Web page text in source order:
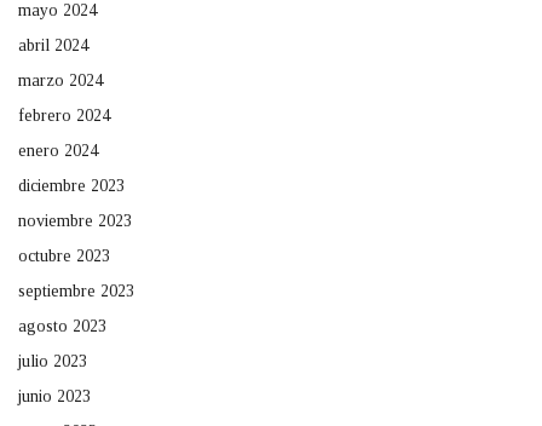
mayo 2024
abril 2024
marzo 2024
febrero 2024
enero 2024
diciembre 2023
noviembre 2023
octubre 2023
septiembre 2023
agosto 2023
julio 2023
junio 2023